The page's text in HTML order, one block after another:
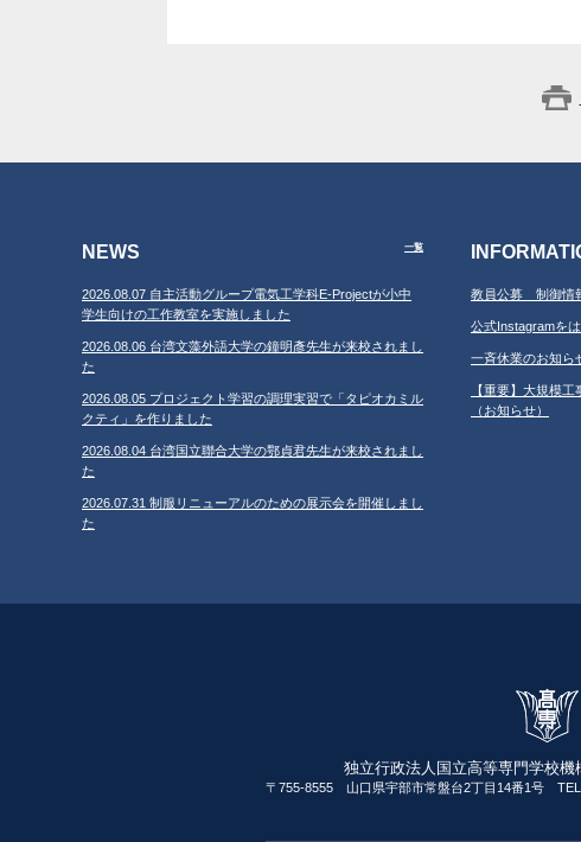
NEWS 一覧
2026.08.07 自主活動グループ電気工学科E-Projectが小中
学生向けの工作教室を実施しました
2026.08.06 台湾文藻外語大学の鐘明彥先生が来校されまし
た
2026.08.05 プロジェクト学習の調理実習で「タピオカミル
クティ」を作りました
2026.08.04 台湾国立聯合大学の鄂貞君先生が来校されまし
た
2026.07.31 制服リニューアルのための展示会を開催しまし
た
教員公募 制御情
公式Instagramを
一斉休業のお知ら
【重要】大規模
（お知らせ）
独立行政法人国立高等専門学校
〒755-8555 山口県宇部市常盤台2丁目14番1号